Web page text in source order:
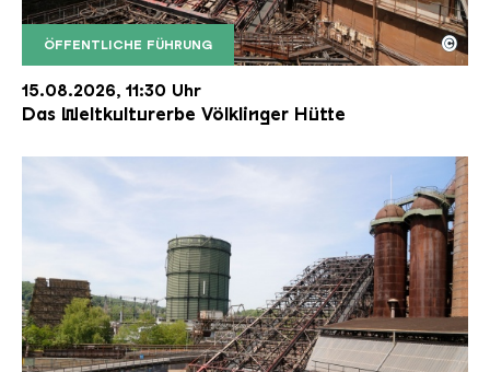
ÖFFENTLICHE FÜHRUNG
Der Erzschrägaufzug der Völklinger Hütte mit
Copyright: Weltkulturerbe Völklinger Hütte | Karl
©
15.08.2026, 11:30 Uhr
Das Weltkulturerbe Völklinger Hütte